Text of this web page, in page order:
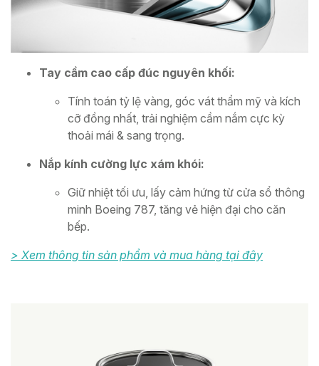
Tay cầm cao cấp đúc nguyên khối:
Tính toán tỷ lệ vàng, góc vát thẩm mỹ và kích
cỡ đồng nhất, trải nghiệm cầm nắm cực kỳ
thoải mái & sang trọng.
Nắp kính cường lực xám khói:
Giữ nhiệt tối ưu, lấy cảm hứng từ cửa sổ thông
minh Boeing 787, tăng vẻ hiện đại cho căn
bếp.
> Xem thông tin sản phẩm và mua hàng tại đây